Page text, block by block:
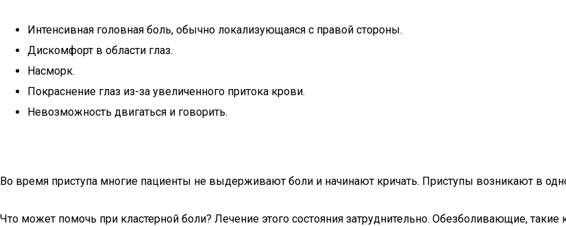
Интенсивная головная боль, обычно локализующаяся с правой стороны.
Дискомфорт в области глаз.
Насморк.
Покраснение глаз из-за увеличенного притока крови.
Невозможность двигаться и говорить.
Во время приступа многие пациенты не выдерживают боли и начинают кричать. Приступы возникают в
Что может помочь при кластерной боли? Лечение этого состояния затруднительно. Обезболивающие,